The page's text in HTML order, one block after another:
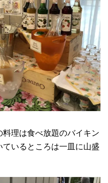
理は食べ放題のバイキン
いるところは一皿に山盛